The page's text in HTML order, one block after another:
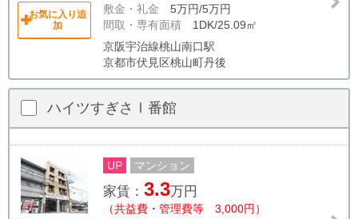
お気に入り追
加
敷金・礼金 5万円/5万円
間取・専有面積 1DK/25.09㎡
京阪宇治線桃山南口駅
京都市伏見区桃山町丹後
ハイツすぎさⅠ番館
UP マンション
家賃： 3.3万円
（共益費・管理費等 3,000円）